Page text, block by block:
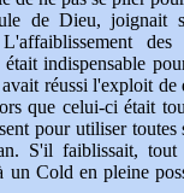
de Dieu, joignait
des
indispensable
réussi l'exploit de
que celui-ci était
pour utiliser toutes
S'il faiblissait,
Cold en pleine